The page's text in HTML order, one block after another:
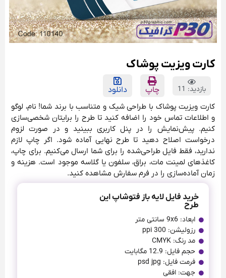
کارت ویزیت پوشاک
بازدید: 11 چاپ
دانلود
کارت ویزیت پوشاک با طراحی شیک و متناسب با برند شما! نام، لوگو
و اطلاعات تماس خود را اضافه کنید تا طرح را برایتان شخصی‌سازی
کنیم. پیش‌نمایش را در پنل کاربری ببینید و در صورت لزوم
درخواست اصلاح دهید تا طرح نهایی آماده شود. اگر چاپ لازم
ندارید، فقط فایل طراحی‌شده را برای شما ارسال می‌کنیم. برای چاپ،
کاغذهای لمینت مات، براق، سلفون یا گلاسه موجود است. هزینه و
زمان آماده‌سازی را در فرم سفارش مشاهده کنید.
خرید فایل لایه باز فتوشاپ این
طرح
ابعاد: 9x6 سانتی متر
رزولیشن: 300 ppi
مد رنگ: CMYK
حجم فایل: 12.9 مگابایت
فرمت فایل: psd jpg
جهت: افقی